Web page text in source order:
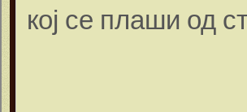
кој се плаши од